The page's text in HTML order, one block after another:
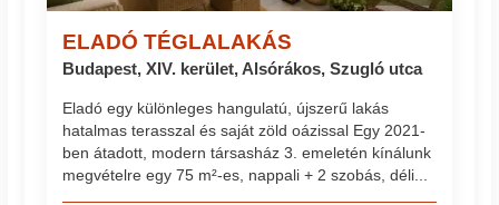
ELADÓ TÉGLALAKÁS
Budapest, XIV. kerület, Alsórákos, Szugló utca
Eladó egy különleges hangulatú, újszerű lakás
hatalmas terasszal és saját zöld oázissal Egy 2021-
ben átadott, modern társasház 3. emeletén kínálunk
megvételre egy 75 m²-es, nappali + 2 szobás, déli...